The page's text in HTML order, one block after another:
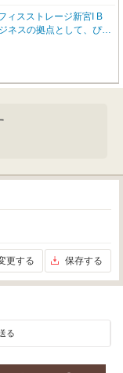
ィスストレージ新宮I B
ネスの拠点として、ぴっ
」バス停まで徒歩1分
。広々とした専有面積25
備していますので、従業
ルLED、事務所にはエア
ンタートライアルやナフ
あなたのビジネスを大き
更する 保存する
る